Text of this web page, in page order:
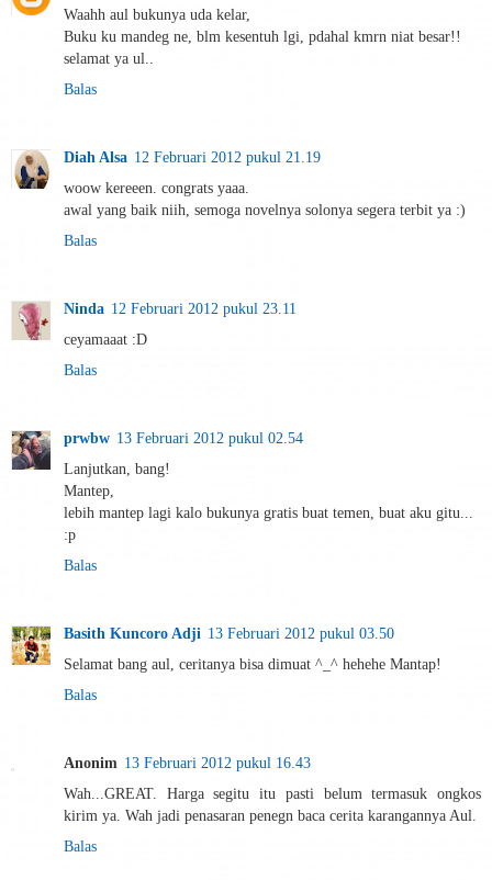
Waahh aul bukunya uda kelar,
Buku ku mandeg ne, blm kesentuh lgi, pdahal kmrn niat besar!!
selamat ya ul..
Balas
Diah Alsa 12 Februari 2012 pukul 21.19
woow kereeen. congrats yaaa.
awal yang baik niih, semoga novelnya solonya segera terbit ya :)
Balas
Ninda 12 Februari 2012 pukul 23.11
ceyamaaat :D
Balas
prwbw 13 Februari 2012 pukul 02.54
Lanjutkan, bang!
Mantep,
lebih mantep lagi kalo bukunya gratis buat temen, buat aku gitu...
:p
Balas
Basith Kuncoro Adji 13 Februari 2012 pukul 03.50
Selamat bang aul, ceritanya bisa dimuat ^_^ hehehe Mantap!
Balas
Anonim 13 Februari 2012 pukul 16.43
Wah...GREAT. Harga segitu itu pasti belum termasuk ongkos
kirim ya. Wah jadi penasaran penegn baca cerita karangannya Aul.
Balas